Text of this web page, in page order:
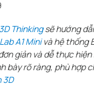
3D Thinkingsẽ hướng
A1 Minivà hệ thống
giản và dễ thực
bày rõ ràng, phù hợp
3D